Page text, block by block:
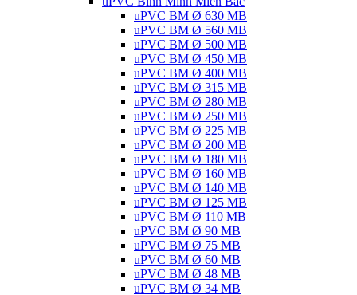
uPVC BM Ø 630 MB
uPVC BM Ø 560 MB
uPVC BM Ø 500 MB
uPVC BM Ø 450 MB
uPVC BM Ø 400 MB
uPVC BM Ø 315 MB
uPVC BM Ø 280 MB
uPVC BM Ø 250 MB
uPVC BM Ø 225 MB
uPVC BM Ø 200 MB
uPVC BM Ø 180 MB
uPVC BM Ø 160 MB
uPVC BM Ø 140 MB
uPVC BM Ø 125 MB
uPVC BM Ø 110 MB
uPVC BM Ø 90 MB
uPVC BM Ø 75 MB
uPVC BM Ø 60 MB
uPVC BM Ø 48 MB
uPVC BM Ø 34 MB